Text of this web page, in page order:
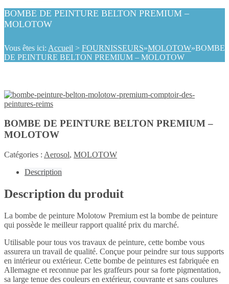
BOMBE DE PEINTURE BELTON PREMIUM –
MOLOTOW
Vous êtes ici: Accueil > FOURNISSEURS»MOLOTOW»BOMBE
DE PEINTURE BELTON PREMIUM – MOLOTOW
BOMBE DE PEINTURE BELTON PREMIUM –
MOLOTOW
Catégories : Aerosol, MOLOTOW
Description
Description du produit
La bombe de peinture Molotow Premium est la bombe de peinture
qui possède le meilleur rapport qualité prix du marché.
Utilisable pour tous vos travaux de peinture, cette bombe vous
assurera un travail de qualité. Conçue pour peindre sur tous supports
en intérieur ou extérieur. Cette bombe de peintures est fabriquée en
Allemagne et reconnue par les graffeurs pour sa forte pigmentation,
sa large tenue des couleurs en extérieur, couvrante et sans coulures